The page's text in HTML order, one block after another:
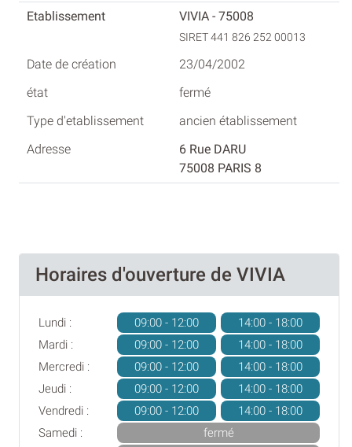
VIVIA - 75008
SIRET 441 826 252 00013
23/04/2002
fermé
ancien établissement
6 Rue DARU
75008 PARIS 8
Horaires d'ouverture de VIVIA
Lundi : 09:00 - 12:00
14:00 - 18:00
Mardi :
09:00 - 12:00
14:00 - 18:00
Mercredi :
09:00 - 12:00
14:00 - 18:00
Jeudi :
09:00 - 12:00
14:00 - 18:00
Vendredi :
09:00 - 12:00
14:00 - 18:00
Samedi :
fermé